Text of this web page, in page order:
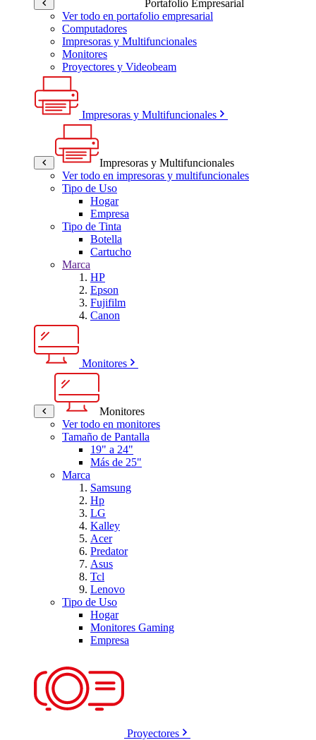
Portafolio Empresarial
Ver todo en portafolio empresarial
Computadores
Impresoras y Multifuncionales
Monitores
Proyectores y Videobeam
Impresoras y Multifuncionales
Impresoras y Multifuncionales
Ver todo en impresoras y multifuncionales
Tipo de Uso
Hogar
Empresa
Tipo de Tinta
Botella
Cartucho
Marca
HP
Epson
Fujifilm
Canon
Monitores
Monitores
Ver todo en monitores
Tamaño de Pantalla
19" a 24"
Más de 25"
Marca
Samsung
Hp
LG
Kalley
Acer
Predator
Asus
Tcl
Lenovo
Tipo de Uso
Hogar
Monitores Gaming
Empresa
Proyectores